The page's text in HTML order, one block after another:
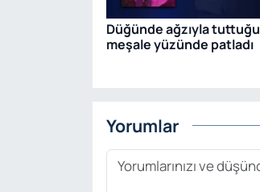
Düğünde ağzıyla tuttuğu
meşale yüzünde patladı
Yorumlar